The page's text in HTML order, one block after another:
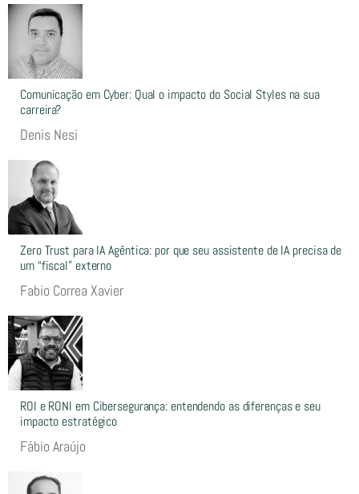
Comunicação em Cyber: Qual o impacto do Social Styles na sua
carreira?
Denis Nesi
Zero Trust para IA Agêntica: por que seu assistente de IA precisa de
um “fiscal” externo
Fabio Correa Xavier
ROI e RONI em Cibersegurança: entendendo as diferenças e seu
impacto estratégico
Fábio Araújo